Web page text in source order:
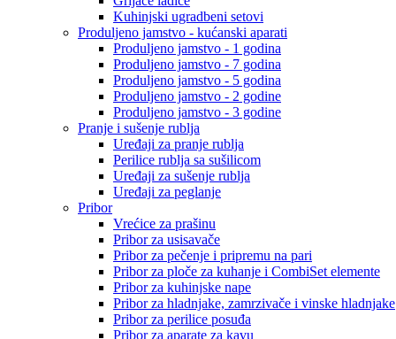
Kuhinjski ugradbeni setovi
Produljeno jamstvo - kućanski aparati
Produljeno jamstvo - 1 godina
Produljeno jamstvo - 7 godina
Produljeno jamstvo - 5 godina
Produljeno jamstvo - 2 godine
Produljeno jamstvo - 3 godine
Pranje i sušenje rublja
Uređaji za pranje rublja
Perilice rublja sa sušilicom
Uređaji za sušenje rublja
Uređaji za peglanje
Pribor
Vrećice za prašinu
Pribor za usisavače
Pribor za pečenje i pripremu na pari
Pribor za ploče za kuhanje i CombiSet elemente
Pribor za kuhinjske nape
Pribor za hladnjake, zamrzivače i vinske hladnjake
Pribor za perilice posuđa
Pribor za aparate za kavu